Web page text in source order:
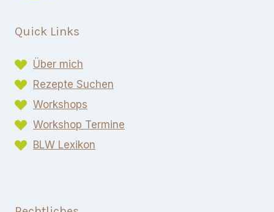
Quick Links
Über mich
Rezepte Suchen
Workshops
Workshop Termine
BLW Lexikon​